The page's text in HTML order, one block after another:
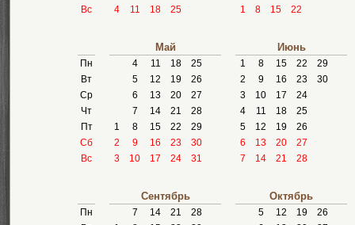
Вс
4
11 18 25
1
8 15 22
Пн
Вт
Ср
Чт
Пт
Сб
Вс
Май
4 11 18
25
5
12 19
26
6
13 20
27
7
14 21
28
1
8 15 22
29
2
9 16 23
30
3
10 17 24 31
Июнь
1 8 15 22
29
2
9 16 23
30
3
10 17
24
4
11 18
25
5
12 19
26
6
13 20
27
7
14 21 28
Пн
Сентябрь
7 14 21
28
Октябрь
5 12 19
26